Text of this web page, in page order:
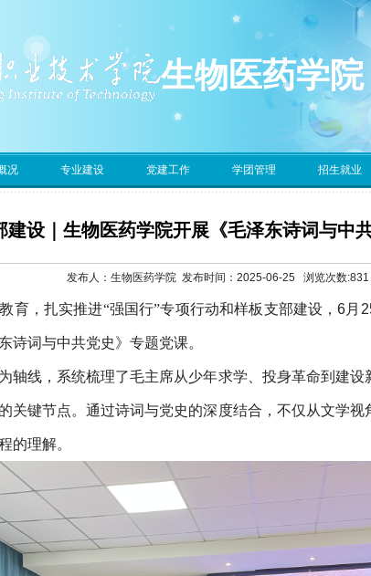
生物医药学院
况 专业建设 党建工作 学团管理 招生就业
建设｜生物医药学院开展《毛泽东诗词与中
发布人：生物医药学院 发布时间：2025-06-25 浏览次数:831
育， 扎实推进“强国行”专项行动和样板支部建设，6月
诗词与中共党史》专题党课。
轴线，系统梳理了毛主席从少年求学、投身革命到建
关键节点。通过诗词与党史的深度结合，不仅从文学
的理解。